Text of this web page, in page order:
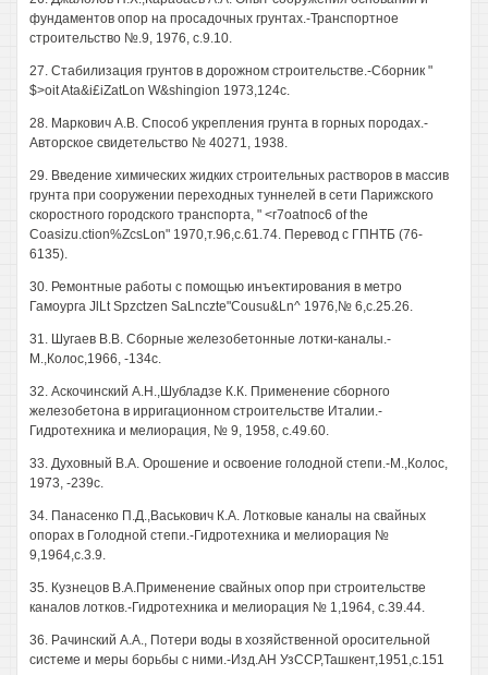
фундаментов опор на просадочных грунтах.-Транспортное
строительство №.9, 1976, с.9.10.
27. Стабилизация грунтов в дорожном строительстве.-Сборник "
$>oit Ata&i£iZatLon W&shingion 1973,124c.
28. Маркович А.В. Способ укрепления грунта в горных породах.-
Авторское свидетельство № 40271, 1938.
29. Введение химических жидких строительных растворов в массив
грунта при сооружении переходных туннелей в сети Парижского
скоростного городского транспорта, " <г7oatпос6 of the
Coasizu.ction%ZcsLon" 1970,т.96,с.61.74. Перевод с ГПНТБ (76-
6135).
30. Ремонтные работы с помощью инъектирования в метро
Гамоурга JlLt Spzctzen SaLnczte"Cousu&Ln^ 1976,№ 6,с.25.26.
31. Шугаев В.В. Сборные железобетонные лотки-каналы.-
М.,Колос,1966, -134с.
32. Аскочинский А.Н.,Шубладзе К.К. Применение сборного
железобетона в ирригационном строительстве Италии.-
Гидротехника и мелиорация, № 9, 1958, с.49.60.
33. Духовный В.А. Орошение и освоение голодной степи.-М.,Колос,
1973, -239с.
34. Панасенко П.Д.,Васькович К.А. Лотковые каналы на свайных
опорах в Голодной степи.-Гидротехника и мелиорация №
9,1964,с.3.9.
35. Кузнецов В.А.Применение свайных опор при строительстве
каналов лотков.-Гидротехника и мелиорация № 1,1964, с.39.44.
36. Рачинский А.А., Потери воды в хозяйственной оросительной
системе и меры борьбы с ними.-Изд.АН УзССР,Ташкент,1951,с.151